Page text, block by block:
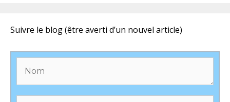
Suivre le blog (être averti d’un nouvel article)